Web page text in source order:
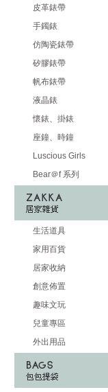
皮革錶帶
手鐲錶
仿陶瓷錶帶
矽膠錶帶
帆布錶帶
液晶錶
懷錶、掛錶
座鐘、時鐘
Luscious Girls
Bear＠f 系列
生活道具
家用百貨
居家收納
創意佈置
趣味文玩
兒童專區
外出用品